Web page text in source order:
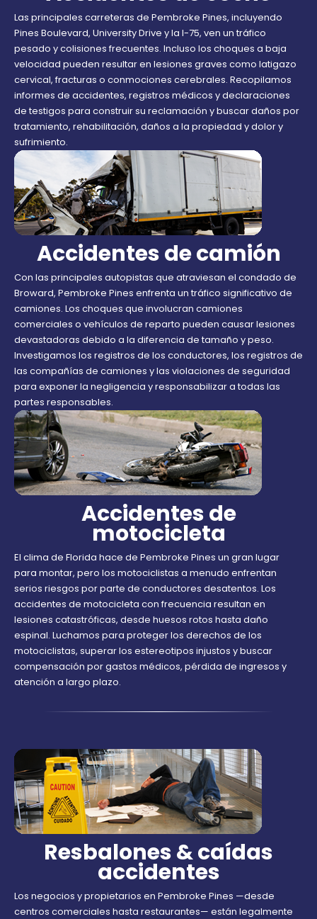
Las principales carreteras de Pembroke Pines, incluyendo
Pines Boulevard, University Drive y la I-75, ven un tráfico
pesado y colisiones frecuentes. Incluso los choques a baja
velocidad pueden resultar en lesiones graves como latigazo
cervical, fracturas o conmociones cerebrales. Recopilamos
informes de accidentes, registros médicos y declaraciones
de testigos para construir su reclamación y buscar daños por
tratamiento, rehabilitación, daños a la propiedad y dolor y
sufrimiento.
Accidentes de camión
Con las principales autopistas que atraviesan el condado de
Broward, Pembroke Pines enfrenta un tráfico significativo de
camiones. Los choques que involucran camiones
comerciales o vehículos de reparto pueden causar lesiones
devastadoras debido a la diferencia de tamaño y peso.
Investigamos los registros de los conductores, los registros de
las compañías de camiones y las violaciones de seguridad
para exponer la negligencia y responsabilizar a todas las
partes responsables.
Accidentes de
motocicleta
El clima de Florida hace de Pembroke Pines un gran lugar
para montar, pero los motociclistas a menudo enfrentan
serios riesgos por parte de conductores desatentos. Los
accidentes de motocicleta con frecuencia resultan en
lesiones catastróficas, desde huesos rotos hasta daño
espinal. Luchamos para proteger los derechos de los
motociclistas, superar los estereotipos injustos y buscar
compensación por gastos médicos, pérdida de ingresos y
atención a largo plazo.
Resbalones & caídas
accidentes
Los negocios y propietarios en Pembroke Pines —desde
centros comerciales hasta restaurantes— están legalmente